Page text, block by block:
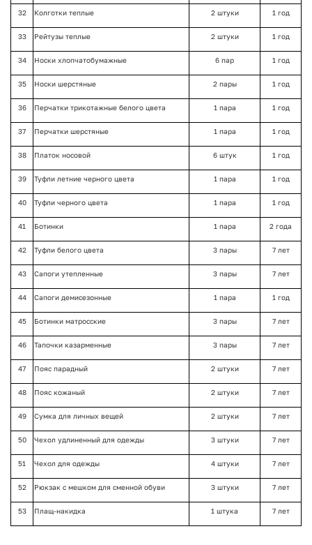
32 Колготки теплые 2 штуки 1 год
33 Рейтузы теплые 2 штуки 1 год
34 Носки хлопчатобумажные 6 пар 1 год
35 Носки шерстяные 2 пары 1 год
36 Перчатки трикотажные белого цвета 1 пара 1 год
37 Перчатки шерстяные 1 пара 1 год
38 Платок носовой 6 штук 1 год
39 Туфли летние черного цвета 1 пара 1 год
40 Туфли черного цвета 1 пара 1 год
41 Ботинки 1 пара 2 года
42 Туфли белого цвета 3 пары 7 лет
43 Сапоги утепленные 3 пары 7 лет
44 Сапоги демисезонные 1 пара 1 год
45 Ботинки матросские 3 пары 7 лет
46 Тапочки казарменные 3 пары 7 лет
47 Пояс парадный 2 штуки 7 лет
48 Пояс кожаный 2 штуки 7 лет
49 Сумка для личных вещей 2 штуки 7 лет
50 Чехол удлиненный для одежды 3 штуки 7 лет
51 Чехол для одежды 4 штуки 7 лет
52 Рюкзак с мешком для сменной обуви 3 штуки 7 лет
53 Плащ-накидка 1 штука 7 лет